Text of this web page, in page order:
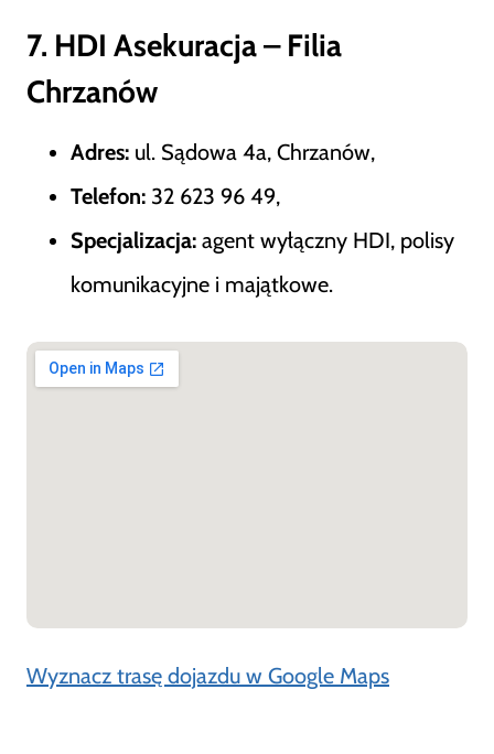
7. HDI Asekuracja – Filia
Chrzanów
Adres: ul. Sądowa 4a, Chrzanów,
Telefon: 32 623 96 49,
Specjalizacja: agent wyłączny HDI, polisy
komunikacyjne i majątkowe.
Wyznacz trasę dojazdu w Google Maps